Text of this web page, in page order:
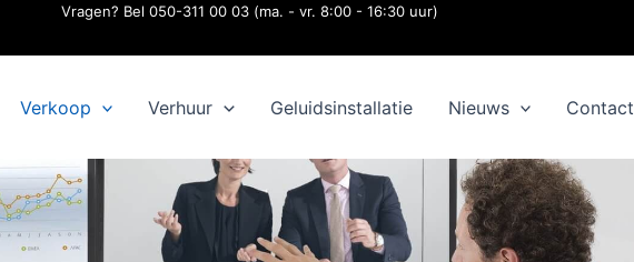
Vragen? Bel 050-311 00 03 (ma. - vr. 8:00 - 16:30 uur)
Verkoop Verhuur Geluidsinstallatie Nieuws Contact